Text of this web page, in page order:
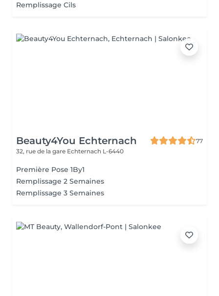
Remplissage Cils
Beauty4You Echternach
77
32, rue de la gare Echternach L-6440
Première Pose 1By1
Remplissage 2 Semaines
Remplissage 3 Semaines